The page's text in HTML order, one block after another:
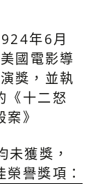
年6月
國電影導
獎，並執
《十二怒
》
未獲獎，
譽獎項：